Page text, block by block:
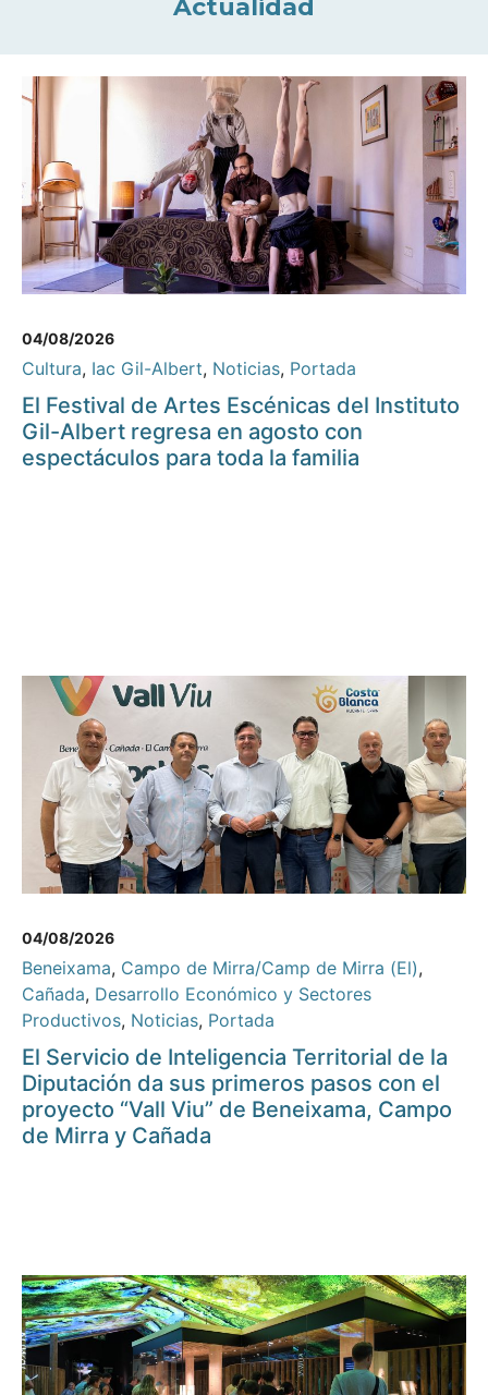
Actualidad
04/08/2026
Cultura, Iac Gil-Albert, Noticias, Portada
El Festival de Artes Escénicas del Instituto
Gil-Albert regresa en agosto con
espectáculos para toda la familia
04/08/2026
Beneixama, Campo de Mirra/Camp de Mirra (El),
Cañada, Desarrollo Económico y Sectores
Productivos, Noticias, Portada
El Servicio de Inteligencia Territorial de la
Diputación da sus primeros pasos con el
proyecto “Vall Viu” de Beneixama, Campo
de Mirra y Cañada